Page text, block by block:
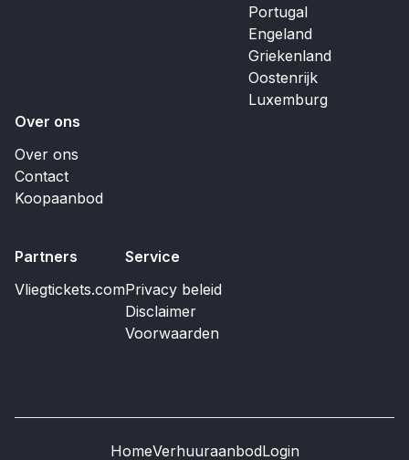
Portugal
Engeland
Griekenland
Oostenrijk
Luxemburg
Over ons
Over ons
Contact
Koopaanbod
Partners
Vliegtickets.com
Service
Privacy beleid
Disclaimer
Voorwaarden
HomeVerhuuraanbodLogin